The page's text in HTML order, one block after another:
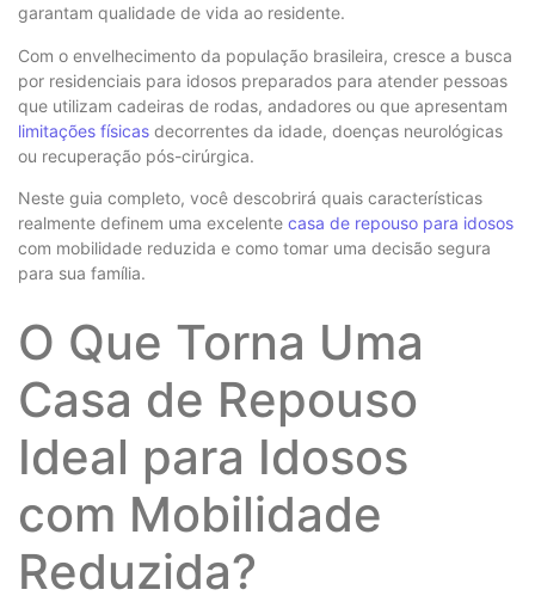
garantam qualidade de vida ao residente.
Com o envelhecimento da população brasileira, cresce a busca
por residenciais para idosos preparados para atender pessoas
que utilizam cadeiras de rodas, andadores ou que apresentam
limitações físicas decorrentes da idade, doenças neurológicas
ou recuperação pós-cirúrgica.
Neste guia completo, você descobrirá quais características
realmente definem uma excelente casa de repouso para idosos
com mobilidade reduzida e como tomar uma decisão segura
para sua família.
O Que Torna Uma
Casa de Repouso
Ideal para Idosos
com Mobilidade
Reduzida?